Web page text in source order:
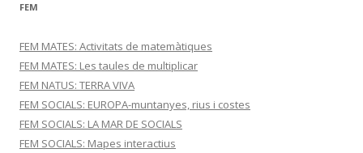
FEM
FEM MATES: Activitats de matemàtiques
FEM MATES: Les taules de multiplicar
FEM NATUS: TERRA VIVA
FEM SOCIALS: EUROPA-muntanyes, rius i costes
FEM SOCIALS: LA MAR DE SOCIALS
FEM SOCIALS: Mapes interactius